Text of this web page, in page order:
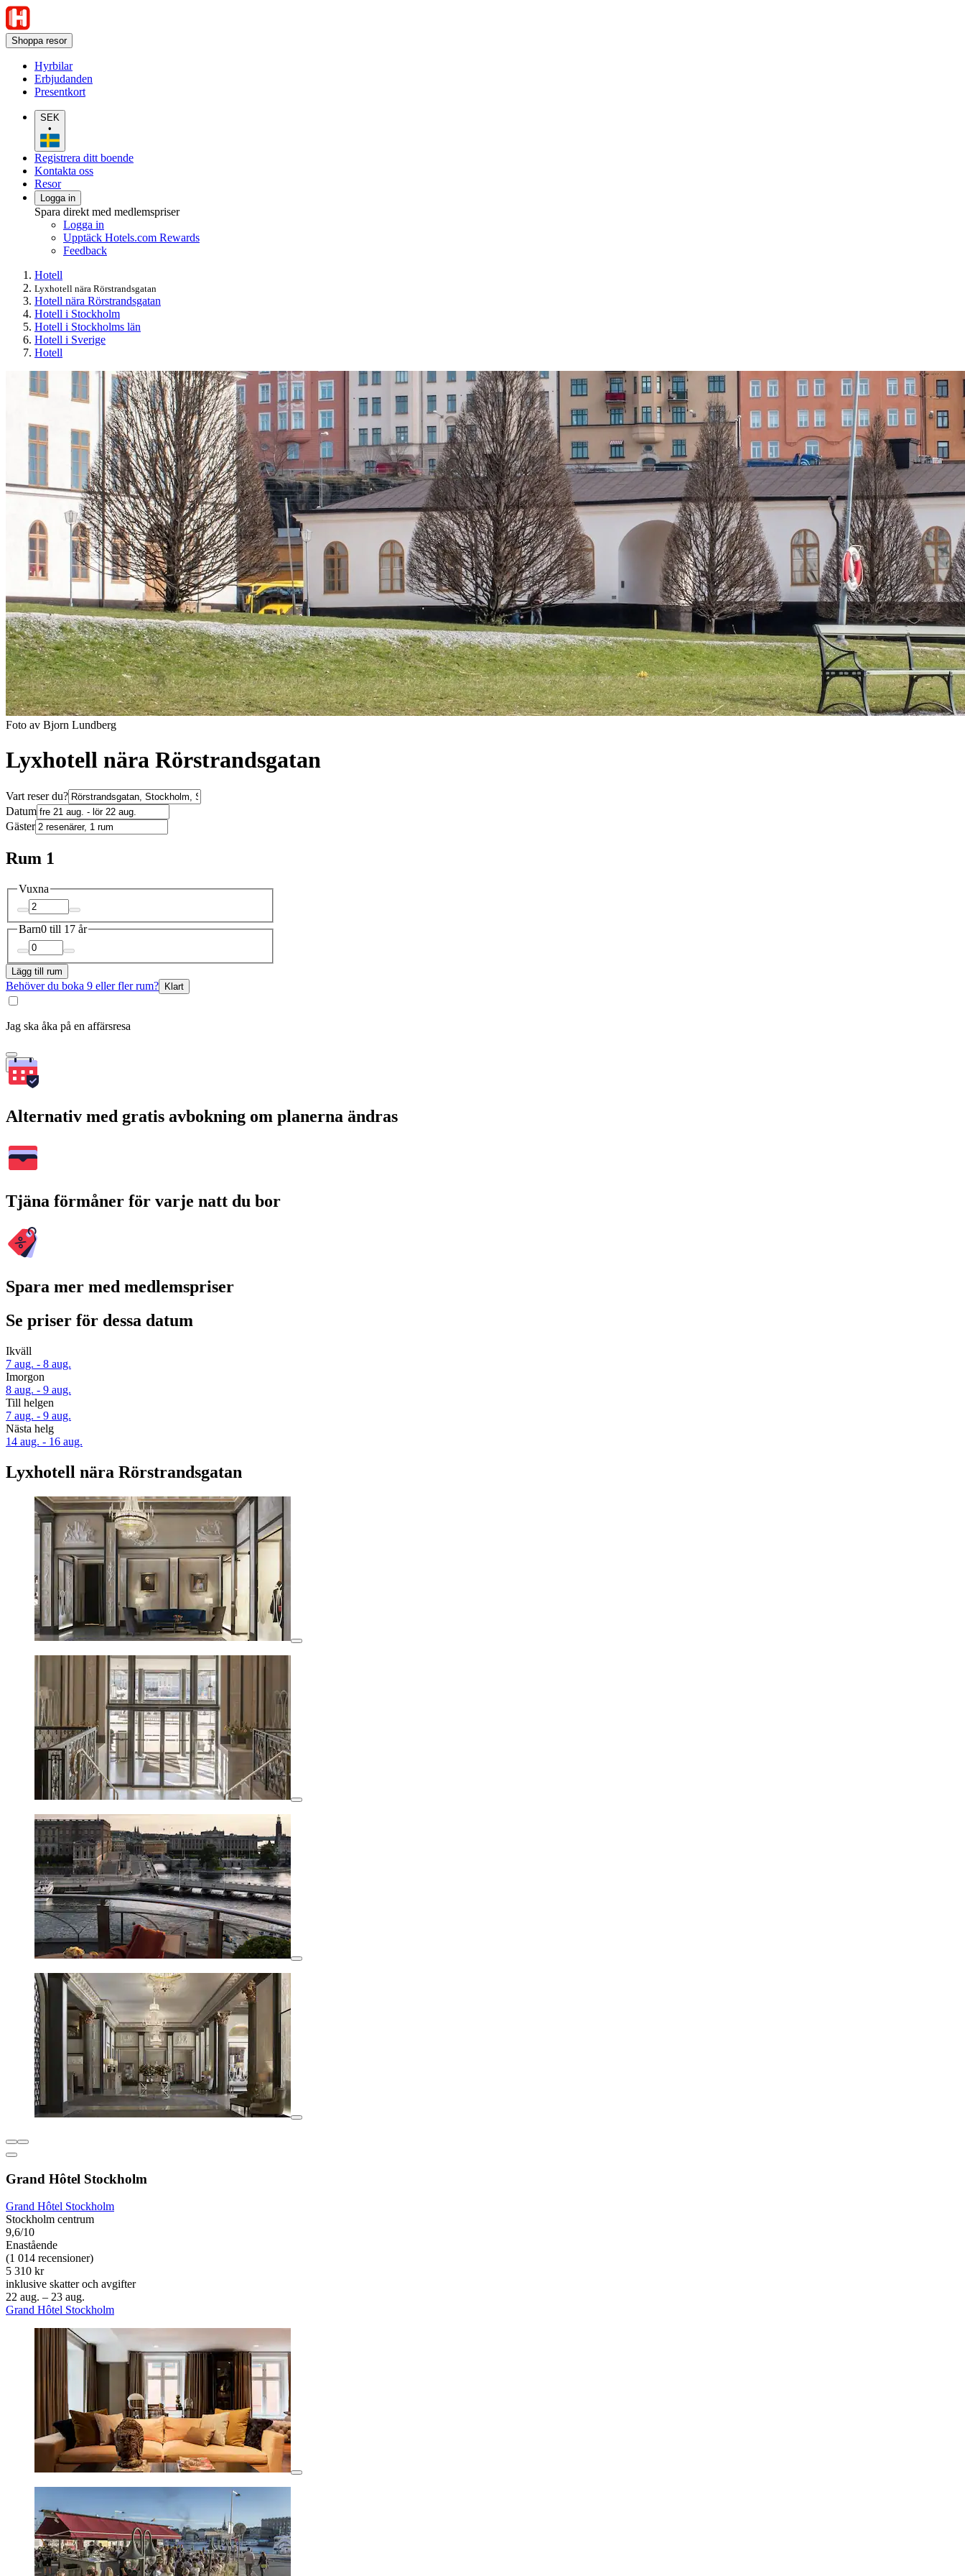
Shoppa resor
Hyrbilar
Erbjudanden
Presentkort
SEK
•
Registrera ditt boende
Kontakta oss
Resor
Logga in
Spara direkt med medlemspriser
Logga in
Upptäck Hotels.com Rewards
Feedback
Hotell
Lyxhotell nära Rörstrandsgatan
Hotell nära Rörstrandsgatan
Hotell i Stockholm
Hotell i Stockholms län
Hotell i Sverige
Hotell
Foto av Bjorn Lundberg
Lyxhotell nära Rörstrandsgatan
Vart reser du?
Datum
Gäster
Rum 1
Vuxna
Barn0 till 17 år
Lägg till rum
Behöver du boka 9 eller fler rum? Klart
Jag ska åka på en affärsresa
Sök
Alternativ med gratis avbokning om planerna ändras
Tjäna förmåner för varje natt du bor
Spara mer med medlemspriser
Se priser för dessa datum
Ikväll
7 aug. - 8 aug.
Imorgon
8 aug. - 9 aug.
Till helgen
7 aug. - 9 aug.
Nästa helg
14 aug. - 16 aug.
Lyxhotell nära Rörstrandsgatan
Grand Hôtel Stockholm
Grand Hôtel Stockholm
Stockholm centrum
9,6/10
Enastående
(1 014 recensioner)
5 310 kr
inklusive skatter och avgifter
22 aug. – 23 aug.
Grand Hôtel Stockholm